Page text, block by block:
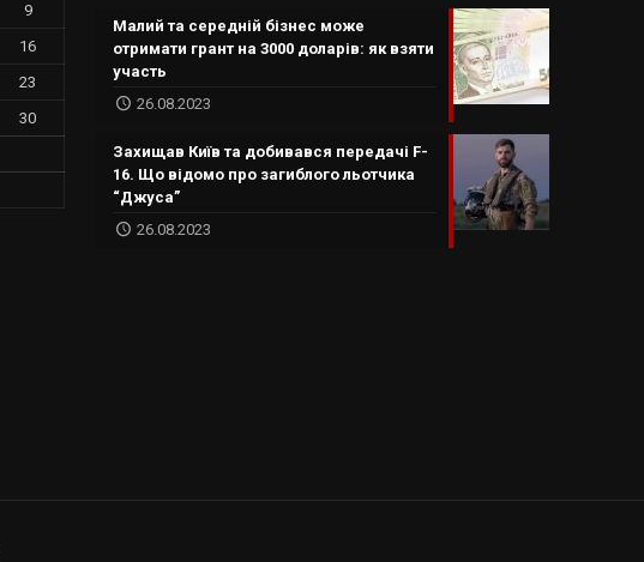
9
16
23
30
Малий та середній бізнес може
отримати грант на 3000 доларів: як взяти
участь
26.08.2023
Захищав Київ та добивався передачі F-
16. Що відомо про загиблого льотчика
“Джуса”
26.08.2023